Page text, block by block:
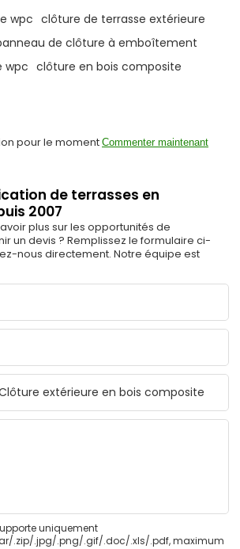
wpc clôture de terrasse extérieure
de clôture à emboîtement
wpc clôture en bois composite
pour le moment Commenter maintenant
de terrasses en
2007
plus sur les opportunités de
un devis ? Remplissez le formulaire ci-
nous directement. Notre équipe est
uniquement
.zip/.jpg/.png/.gif/.doc/.xls/.pdf, maximum